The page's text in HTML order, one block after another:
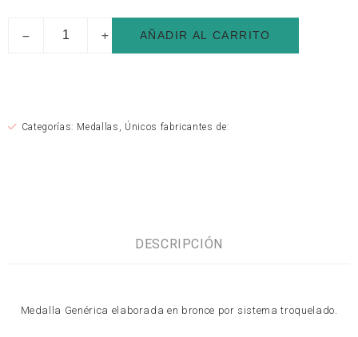
AÑADIR AL CARRITO
Categorías: Medallas Únicos fabricantes de:
DESCRIPCIÓN
Medalla Genérica elaborada en bronce por sistema troquelado.